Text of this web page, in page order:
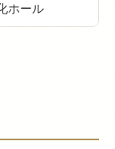
ホール